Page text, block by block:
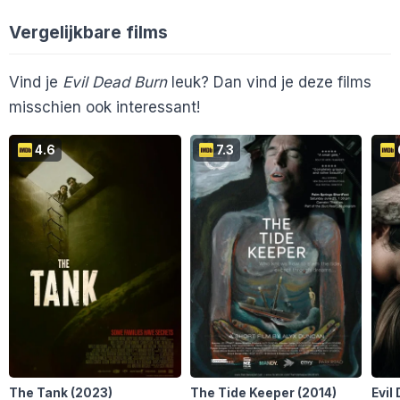
Haarlem
Kerkrade
Rotterdam
Tilburg
Zaandam
W Willem.Swinkels 6
En 1 ander...
Vergelijkbare films
Vind je Evil Dead Burnleuk? Dan vind je deze films
misschien ook interessant!
4.6
The Tank (2023)
7.3
The Tide Keeper (2014) Evil